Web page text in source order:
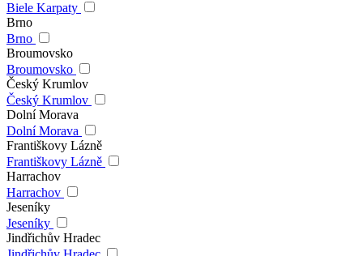
Biele Karpaty
Brno
Brno
Broumovsko
Broumovsko
Český Krumlov
Český Krumlov
Dolní Morava
Dolní Morava
Františkovy Lázně
Františkovy Lázně
Harrachov
Harrachov
Jeseníky
Jeseníky
Jindřichův Hradec